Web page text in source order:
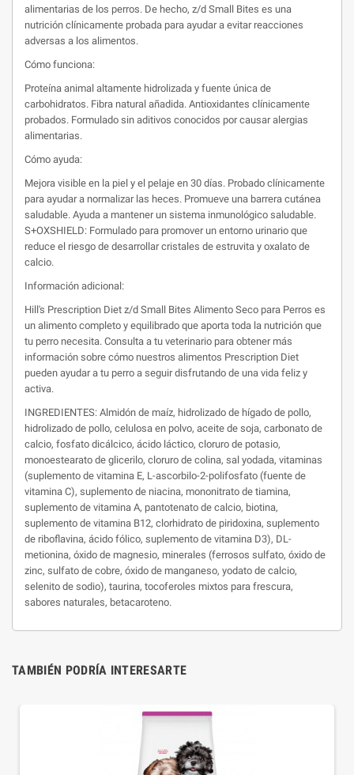
alimentarias de los perros. De hecho, z/d Small Bites es una
nutrición clínicamente probada para ayudar a evitar reacciones
adversas a los alimentos.
Cómo funciona:
Proteína animal altamente hidrolizada y fuente única de
carbohidratos. Fibra natural añadida. Antioxidantes clínicamente
probados. Formulado sin aditivos conocidos por causar alergias
alimentarias.
Cómo ayuda:
Mejora visible en la piel y el pelaje en 30 días. Probado clínicamente
para ayudar a normalizar las heces. Promueve una barrera cutánea
saludable. Ayuda a mantener un sistema inmunológico saludable.
S+OXSHIELD: Formulado para promover un entorno urinario que
reduce el riesgo de desarrollar cristales de estruvita y oxalato de
calcio.
Información adicional:
Hill's Prescription Diet z/d Small Bites Alimento Seco para Perros es
un alimento completo y equilibrado que aporta toda la nutrición que
tu perro necesita. Consulta a tu veterinario para obtener más
información sobre cómo nuestros alimentos Prescription Diet
pueden ayudar a tu perro a seguir disfrutando de una vida feliz y
activa.
INGREDIENTES: Almidón de maíz, hidrolizado de hígado de pollo,
hidrolizado de pollo, celulosa en polvo, aceite de soja, carbonato de
calcio, fosfato dicálcico, ácido láctico, cloruro de potasio,
monoestearato de glicerilo, cloruro de colina, sal yodada, vitaminas
(suplemento de vitamina E, L-ascorbilo-2-polifosfato (fuente de
vitamina C), suplemento de niacina, mononitrato de tiamina,
suplemento de vitamina A, pantotenato de calcio, biotina,
suplemento de vitamina B12, clorhidrato de piridoxina, suplemento
de riboflavina, ácido fólico, suplemento de vitamina D3), DL-
metionina, óxido de magnesio, minerales (ferrosos sulfato, óxido de
zinc, sulfato de cobre, óxido de manganeso, yodato de calcio,
selenito de sodio), taurina, tocoferoles mixtos para frescura,
sabores naturales, betacaroteno.
TAMBIÉN PODRÍA INTERESARTE